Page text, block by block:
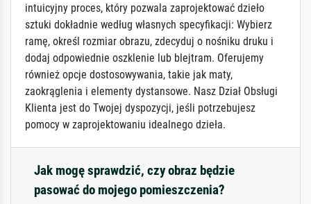
intuicyjny proces, który pozwala zaprojektować dzieło
sztuki dokładnie według własnych specyfikacji: Wybierz
ramę, określ rozmiar obrazu, zdecyduj o nośniku druku i
dodaj odpowiednie oszklenie lub blejtram. Oferujemy
również opcje dostosowywania, takie jak maty,
zaokrąglenia i elementy dystansowe. Nasz Dział Obsługi
Klienta jest do Twojej dyspozycji, jeśli potrzebujesz
pomocy w zaprojektowaniu idealnego dzieła.
Jak mogę sprawdzić, czy obraz będzie
pasować do mojego pomieszczenia?